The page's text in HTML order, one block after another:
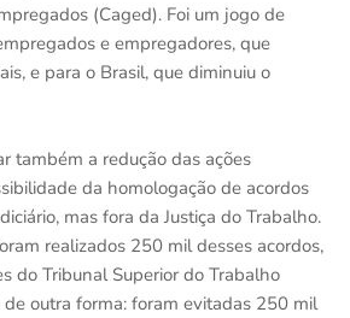
(Caged). Foi um jogo de
e empregadores, que
e para o Brasil, que diminuiu o
também a redução das ações
da homologação de acordos
mas fora da Justiça do Trabalho.
realizados 250 mil desses acordos,
do Tribunal Superior do Trabalho
outra forma: foram evitadas 250 mil